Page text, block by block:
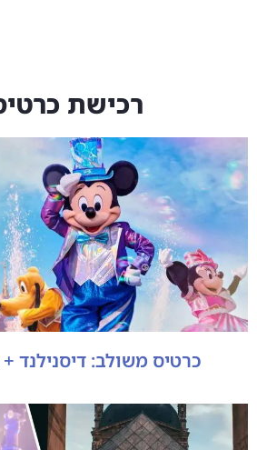
רכישת
כרטיס משולב: דיסנילנד +